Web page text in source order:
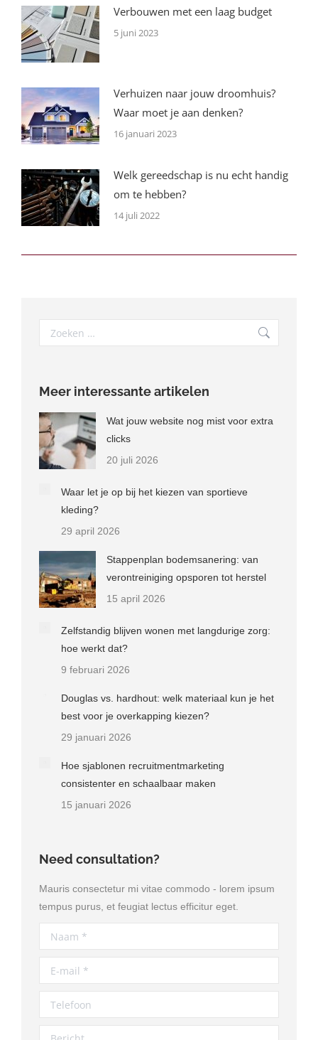
Verbouwen met een laag budget
5 juni 2023
Verhuizen naar jouw droomhuis?
Waar moet je aan denken?
16 januari 2023
Welk gereedschap is nu echt handig
om te hebben?
14 juli 2022
Search:
Meer interessante artikelen
Wat jouw website nog mist voor extra
clicks
20 juli 2026
Waar let je op bij het kiezen van sportieve
kleding?
29 april 2026
Stappenplan bodemsanering: van
verontreiniging opsporen tot herstel
15 april 2026
Zelfstandig blijven wonen met langdurige zorg:
hoe werkt dat?
9 februari 2026
Douglas vs. hardhout: welk materiaal kun je het
best voor je overkapping kiezen?
29 januari 2026
Hoe sjablonen recruitmentmarketing
consistenter en schaalbaar maken
15 januari 2026
Need consultation?
Mauris consectetur mi vitae commodo - lorem ipsum
tempus purus, et feugiat lectus efficitur eget.
Naam *
E-mail *
Telefoon
Bericht